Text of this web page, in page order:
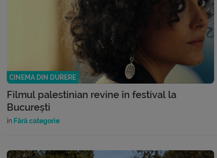
CINEMA DIN DURERE
Filmul palestinian revine în festival la
București
în Fără categorie